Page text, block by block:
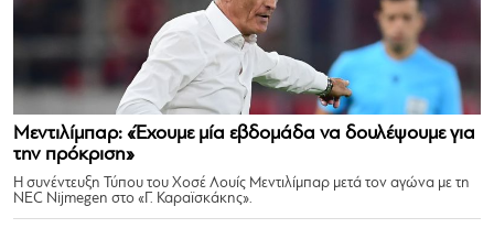
Μεντιλίμπαρ: «Έχουμε μία εβδομάδα να δουλέψουμε για
την πρόκριση»
Η συνέντευξη Τύπου του Χοσέ Λουίς Μεντιλίμπαρ μετά τον αγώνα με τη
NEC Nijmegen στο «Γ. Καραϊσκάκης».